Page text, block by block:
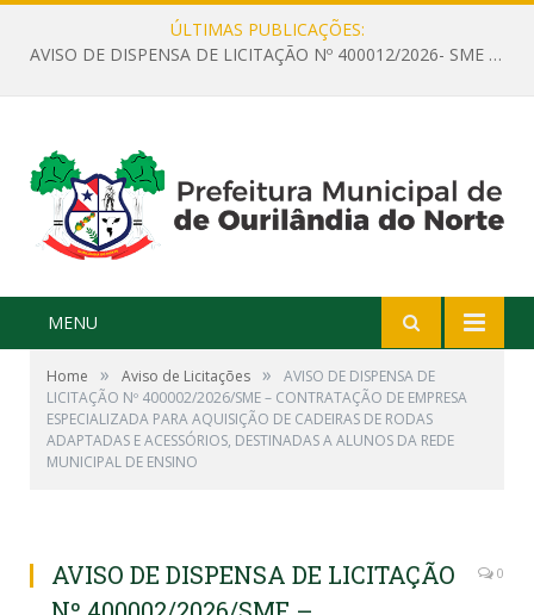
ÚLTIMAS PUBLICAÇÕES:
AVISO DE DISPENSA DE LICITAÇÃO Nº 400012/2026- SME – CONTRATAÇÃO DE EMPRESA ESPECIALIZADA PARA LOCAÇÃO DE ÔNIBUS EXECUTIVO COM CAPACIDADE DE 60 (SESSENTA) POLTRONAS, PARA TRANSPORTAR PROFESSORES RESPONSÁVEIS E ALUNOS PARA BRASÍLIA, COM SAÍDA DIA 10/08/2026 E RETORNO DIA 14/08/2026
MENU
Home » Aviso de Licitações »
AVISO DE DISPENSA DE
LICITAÇÃO Nº 400002/2026/SME – CONTRATAÇÃO DE EMPRESA
ESPECIALIZADA PARA AQUISIÇÃO DE CADEIRAS DE RODAS
ADAPTADAS E ACESSÓRIOS, DESTINADAS A ALUNOS DA REDE
MUNICIPAL DE ENSINO
AVISO DE DISPENSA DE LICITAÇÃO
0